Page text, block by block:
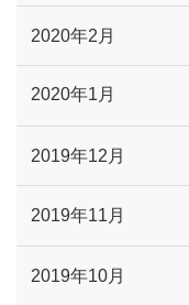
2020年2月
2020年1月
2019年12月
2019年11月
2019年10月